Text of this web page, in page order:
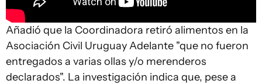
Añadió que la Coordinadora retiró alimentos en la
Asociación Civil Uruguay Adelante "que no fueron
entregados a varias ollas y/o merenderos
declarados". La investigación indica que, pese a